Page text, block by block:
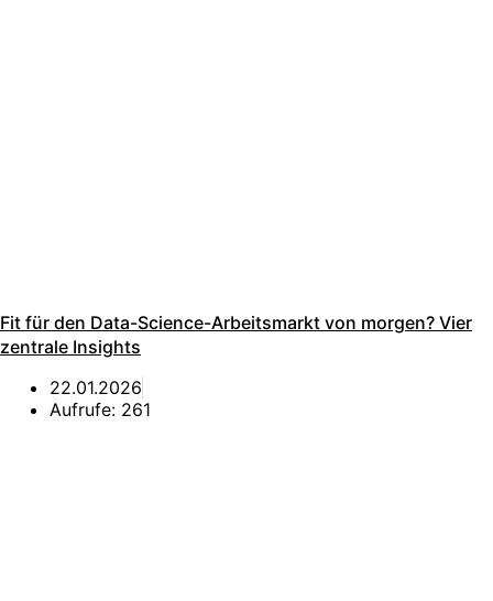
Fit für den Data-Science-Arbeitsmarkt von morgen? Vier
zentrale Insights
22.01.2026
Aufrufe: 261